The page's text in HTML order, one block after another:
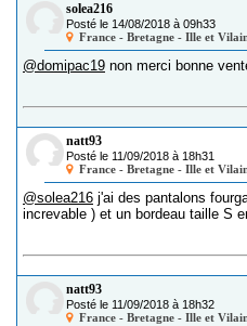
solea216
Posté le 14/08/2018 à 09h33
France - Bretagne - Ille et
@domipac19 non merci bonne
natt93
Posté le 11/09/2018 à 18h31
France - Bretagne - Ille et
@solea216 j'ai des pantalons
increvable ) et un bordeau taille S
natt93
Posté le 11/09/2018 à 18h32
France - Bretagne - Ille et